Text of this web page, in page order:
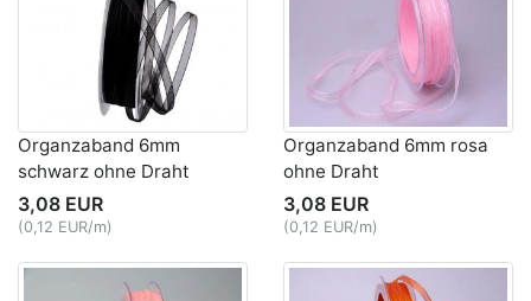
Organzaband 6mm
schwarz ohne Draht
3,08 EUR
(0,12 EUR/m)
Organzaband 6mm rosa
ohne Draht
3,08 EUR
(0,12 EUR/m)